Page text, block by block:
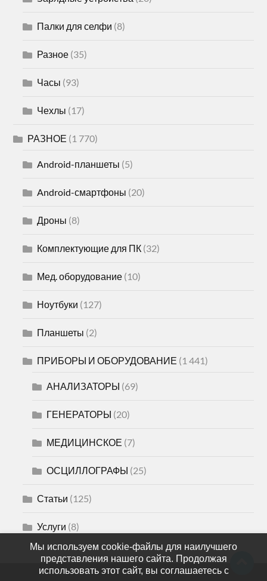
Палки для селфи (8)
Разное (35)
Часы (93)
Чехлы (17)
РАЗНОЕ (1 770)
Android-планшеты (5)
Android-смартфоны (20)
Дроны (8)
Комплектующие для ПК (32)
Мед. оборудование (10)
Ноутбуки (127)
Планшеты (2)
ПРИБОРЫ И ОБОРУДОВАНИЕ (1 441)
АНАЛИЗАТОРЫ (69)
ГЕНЕРАТОРЫ (20)
МЕДИЦИНСКОЕ (7)
ОСЦИЛЛОГРАФЫ (25)
Статьи (125)
Услуги (8)
Мы используем cookie-файлы для наилучшего
представления нашего сайта. Продолжая
использовать этот сайт, вы соглашаетесь с